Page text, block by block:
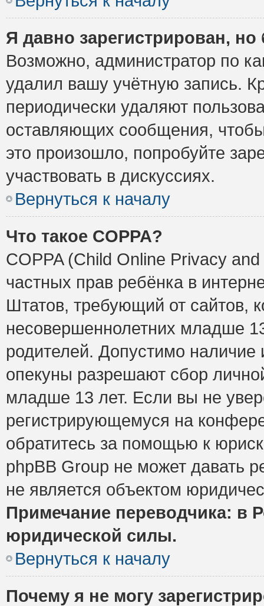
Я давно зарегистрирован,
Возможно, администратор по
удалил вашу учётную запись.
периодически удаляют
оставляющих сообщения,
это произошло, попробуйте
участвовать в дискуссиях.
Вернуться к началу
Что такое COPPA?
COPPA (Child Online Privacy
частных прав ребёнка в
Штатов, требующий от сайтов,
несовершеннолетних младше
родителей. Допустимо наличие
опекуны разрешают сбор
младше 13 лет. Если вы не
регистрирующемуся на
обратитесь за помощью к
phpBB Group не может давать
не является объектом
Примечание переводчика: в
юридической силы.
Вернуться к началу
Почему я не могу